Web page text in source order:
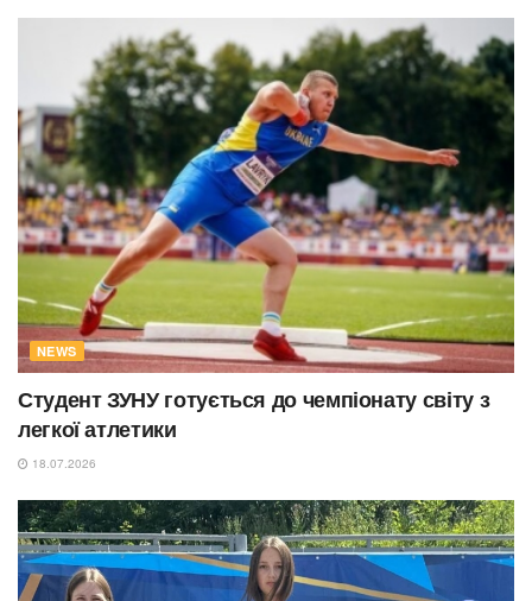
NEWS
Студент ЗУНУ готується до чемпіонату світу з
легкої атлетики
18.07.2026